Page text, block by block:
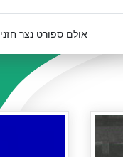
אולם ספורט נצר חזני